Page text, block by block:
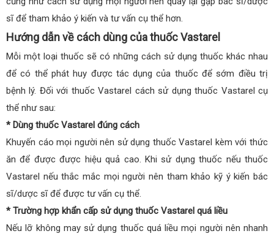
sĩ để tham khảo ý kiến và tư vấn cụ thể hơn.
Hướng dẫn về cách dùng của thuốc Vastarel
Mỗi một loại thuốc sẽ có những cách sử dụng thuốc khác nhau
để có thể phát huy được tác dụng của thuốc để sớm điều trị
bệnh lý. Đối với thuốc Vastarel cách sử dụng thuốc Vastarel cụ
thể như sau:
* Dùng thuốc Vastarel đúng cách
Khuyến cáo mọi người nên sử dụng thuốc Vastarel kèm với thức
ăn để được được hiệu quả cao. Khi sử dụng thuốc nếu thuốc
Vastarel nếu thắc mắc mọi người nên tham khảo kỹ ý kiến bác
sĩ/dược sĩ để được tư vấn cụ thể.
* Trường hợp khẩn cấp sử dụng thuốc Vastarel quá liều
Nếu lỡ không may sử dụng thuốc quá liều mọi người nên nhanh